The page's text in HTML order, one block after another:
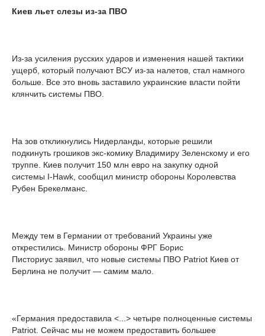
Киев льет слезы из-за ПВО
Из-за усиления русских ударов и изменения нашей тактики
ущерб, который получают ВСУ из-за налетов, стал намного
больше. Все это вновь заставило украинские власти пойти
клянчить системы ПВО.
На зов откликнулись Нидерланды, которые решили
подкинуть грошиков экс-комику Владимиру Зеленскому и его
труппе. Киев получит 150 млн евро на закупку одной
системы I-Hawk, сообщил министр обороны Королевства
Рубен Брекелманс.
Между тем в Германии от требований Украины уже
открестились. Министр обороны ФРГ Борис
Писториус заявил, что новые системы ПВО Patriot Киев от
Берлина не получит — самим мало.
«Германия предоставила <...> четыре полноценные системы
Patriot. Сейчас мы не можем предоставить большее